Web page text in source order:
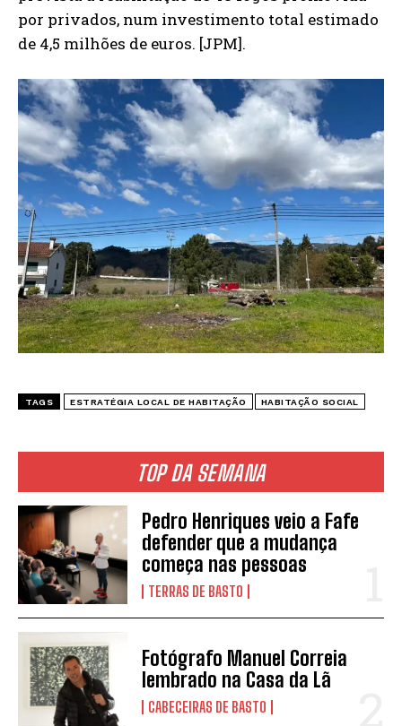
TOP DA SEMANA
Pedro Henriques veio a Fafe
defender que a mudança
começa nas pessoas
TERRAS DE BASTO
Fotógrafo Manuel Correia
lembrado na Casa da Lã
CABECEIRAS DE BASTO
por privados, num investimento total estimado
de 4,5 milhões de euros. [JPM].
TAGS ESTRATÉGIA LOCAL DE HABITAÇÃO HABITAÇÃO SOCIAL